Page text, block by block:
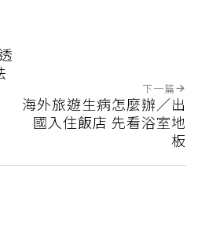
下一篇
海外旅遊生病怎麼辦／出
國入住飯店 先看浴室地
板